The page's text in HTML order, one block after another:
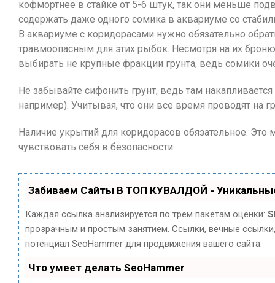
кофмортнее в стайке от 5-6 штук, так они меньше
содержать даже одного сомика в аквариуме со
В аквариуме с коридорасами нужно обязательно
травмоопасным для этих рыбок. Несмотря на их
выбирать не крупные фракции грунта, ведь сомики
Не забывайте сифонить грунт, ведь там
например). Учитывая, что они все время проводят на
Наличие укрытий для коридорасов обязательное. Это
чувствовать себя в безопасности.
Забиваем Сайты В ТОП КУВАЛДОЙ -
Каждая ссылка анализируется по трем пакетам оценки:
прозрачным и простым занятием. Ссылки, вечные
потенциал SeoHammer для продвижения вашего сайта.
Что умеет делать SeoHammer